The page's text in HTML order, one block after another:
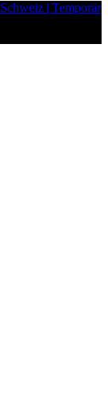
| Temporär